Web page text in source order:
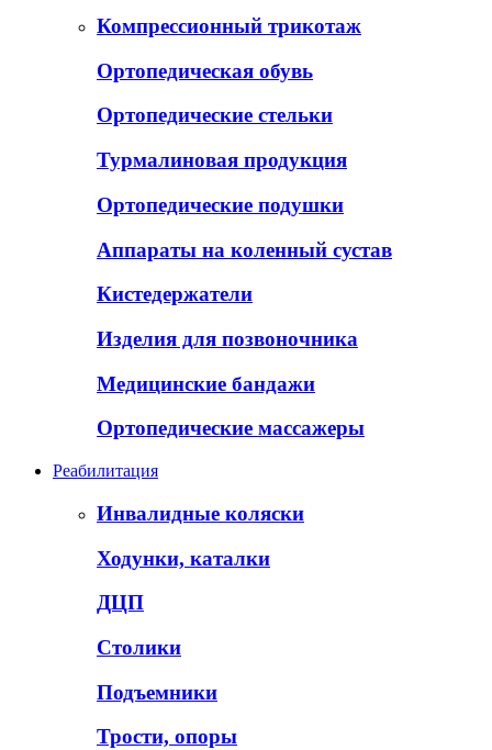
Компрессионный трикотаж
Ортопедическая обувь
Ортопедические стельки
Турмалиновая продукция
Ортопедические подушки
Аппараты на коленный сустав
Кистедержатели
Изделия для позвоночника
Медицинские бандажи
Ортопедические массажеры
Реабилитация
Инвалидные коляски
Ходунки, каталки
ДЦП
Столики
Подъемники
Трости, опоры